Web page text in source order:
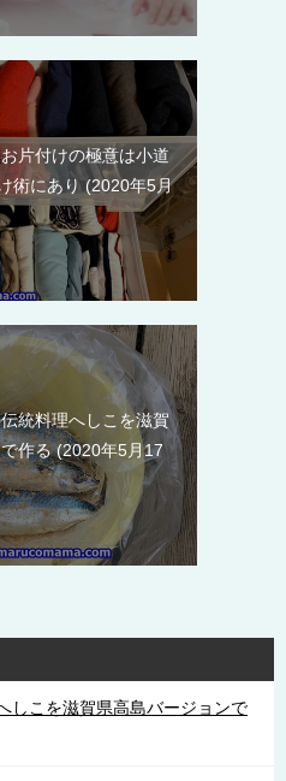
片付けの極意は小道
術にあり 2020年5月
統料理へしこを滋賀
作る 2020年5月17
しこを滋賀県高島バージョンで